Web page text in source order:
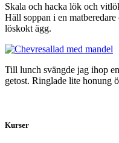
Skala och hacka lök och
Häll soppan i en
löskokt ägg.
Till lunch svängde jag ihop
getost. Ringlade lite honung
Kurser